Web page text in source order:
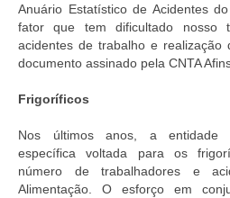
Anuário Estatístico de Acidentes
fator que tem dificultado nosso
acidentes de trabalho e realização
documento assinado pela CNTA
Frigoríficos
Nos últimos anos, a entidade
específica voltada para os
número de trabalhadores e
Alimentação. O esforço em